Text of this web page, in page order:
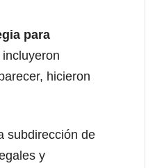
para
hicieron
subdirección de
y